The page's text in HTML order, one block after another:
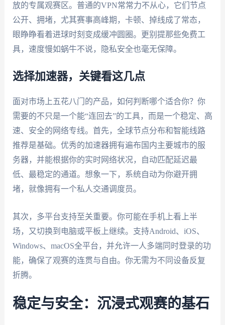
放的专属观赛区。普通的VPN常常力不从心，它们节点
公开、拥堵，尤其赛事高峰期，卡顿、掉线成了常态，
眼睁睁看着进球时刻变成缓冲圆圈。更别提那些免费工
具，速度慢如蜗牛不说，隐私安全也毫无保障。
选择加速器，关键看这几点
面对市场上五花八门的产品，如何判断哪个适合你？你
需要的不只是一个能“连回去”的工具，而是一个稳定、高
速、安全的网络专线。首先，全球节点分布和智能线路
推荐是基础。优秀的加速器拥有遍布国内主要城市的服
务器，并能根据你的实时网络状况，自动匹配延迟最
低、最稳定的通道。想象一下，系统自动为你避开拥
堵，就像拥有一个私人交通调度员。
其次，多平台支持至关重要。你可能在手机上看上半
场，又切换到电脑或平板上继续。支持Android、iOS、
Windows、macOS全平台，并允许一人多端同时登录的功
能，确保了观赛的连贯与自由。你无需为不同设备反复
折腾。
稳定与安全：沉浸式观赛的基石